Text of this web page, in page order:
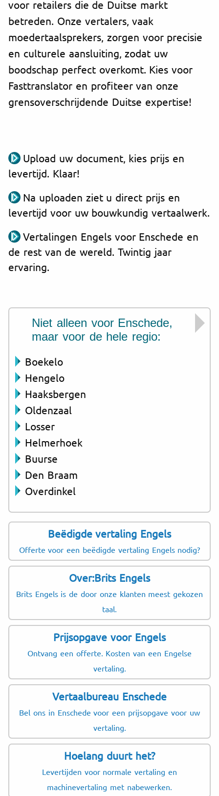
voor retailers die de Duitse markt
betreden. Onze vertalers, vaak
moedertaalsprekers, zorgen voor precisie
en culturele aansluiting, zodat uw
boodschap perfect overkomt. Kies voor
Fasttranslator en profiteer van onze
grensoverschrijdende Duitse expertise!
Upload uw document, kies prijs en
levertijd. Klaar!
Na uploaden ziet u direct prijs en
levertijd voor uw bouwkundig vertaalwerk.
Vertalingen Engels voor Enschede en
de rest van de wereld. Twintig jaar
ervaring.
Niet alleen voor Enschede,
maar voor de hele regio:
Boekelo
Hengelo
Haaksbergen
Oldenzaal
Losser
Helmerhoek
Buurse
Den Braam
Overdinkel
Beëdigde vertaling Engels
Offerte voor een beëdigde vertaling Engels nodig?
Over:Brits Engels
Brits Engels is de door onze klanten meest gekozen
taal.
Prijsopgave voor Engels
Ontvang een offerte. Kosten van een Engelse
vertaling.
Vertaalbureau Enschede
Bel ons in Enschede voor een prijsopgave voor uw
vertaling.
Hoelang duurt het?
Levertijden voor normale vertaling en
machinevertaling met nabewerken.